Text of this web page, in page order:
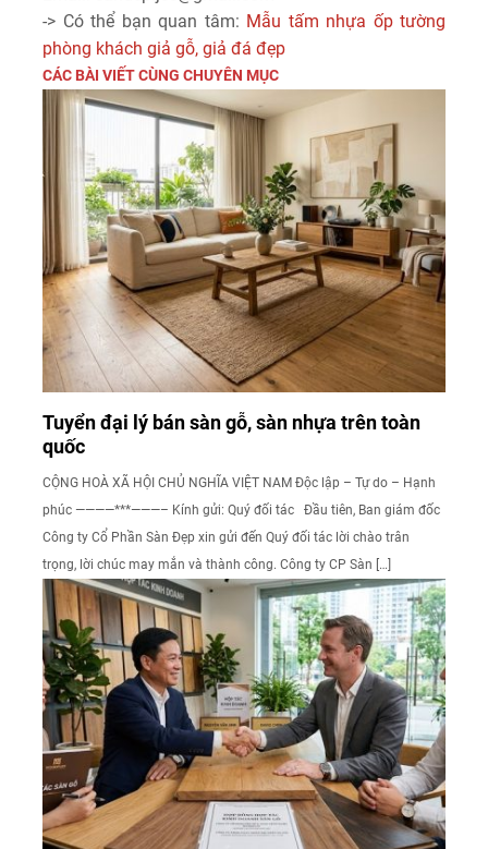
-> Có thể bạn quan tâm: Mẫu tấm nhựa ốp tường
phòng khách giả gỗ, giả đá đẹp
CÁC BÀI VIẾT CÙNG CHUYÊN MỤC
Tuyển đại lý bán sàn gỗ, sàn nhựa trên toàn
quốc
CỘNG HOÀ XÃ HỘI CHỦ NGHĨA VIỆT NAM Độc lập – Tự do – Hạnh
phúc ————***———– Kính gửi: Quý đối tác Đầu tiên, Ban giám đốc
Công ty Cổ Phần Sàn Đẹp xin gửi đến Quý đối tác lời chào trân
trọng, lời chúc may mắn và thành công. Công ty CP Sàn […]